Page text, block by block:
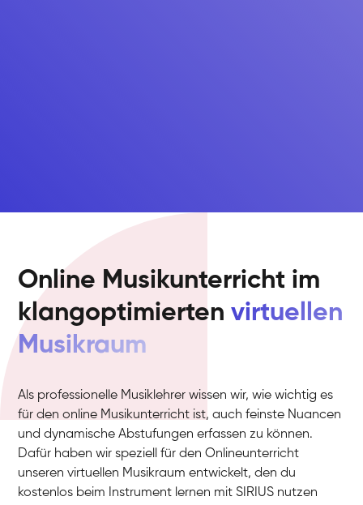
Online Musikunterricht im
klangoptimiertenvirtuellen
Musikraum
Als professionelle Musiklehrer wissen wir, wie wichtig es
für den online Musikunterricht ist, auch feinste Nuancen
und dynamische Abstufungen erfassen zu können.
Dafür haben wir speziell für den Onlineunterricht
unseren virtuellen Musikraum entwickelt, den du
kostenlos beim Instrument lernen mit SIRIUS nutzen